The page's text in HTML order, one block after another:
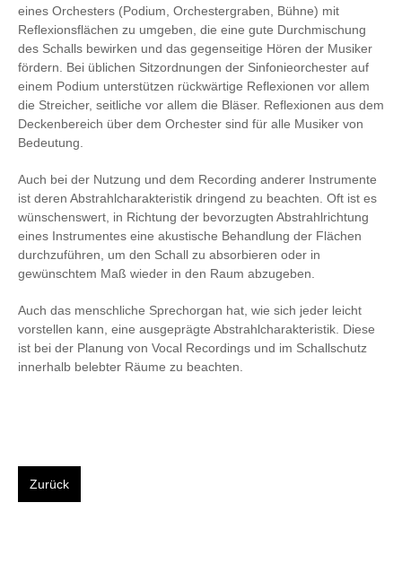
eines Orchesters (Podium, Orchestergraben, Bühne) mit
Reflexionsflächen zu umgeben, die eine gute Durchmischung
des Schalls bewirken und das gegenseitige Hören der Musiker
fördern. Bei üblichen Sitzordnungen der Sinfonieorchester auf
einem Podium unterstützen rückwärtige Reflexionen vor allem
die Streicher, seitliche vor allem die Bläser. Reflexionen aus dem
Deckenbereich über dem Orchester sind für alle Musiker von
Bedeutung.
Auch bei der Nutzung und dem Recording anderer Instrumente
ist deren Abstrahlcharakteristik dringend zu beachten. Oft ist es
wünschenswert, in Richtung der bevorzugten Abstrahlrichtung
eines Instrumentes eine akustische Behandlung der Flächen
durchzuführen, um den Schall zu absorbieren oder in
gewünschtem Maß wieder in den Raum abzugeben.
Auch das menschliche Sprechorgan hat, wie sich jeder leicht
vorstellen kann, eine ausgeprägte Abstrahlcharakteristik. Diese
ist bei der Planung von Vocal Recordings und im Schallschutz
innerhalb belebter Räume zu beachten.
Zurück